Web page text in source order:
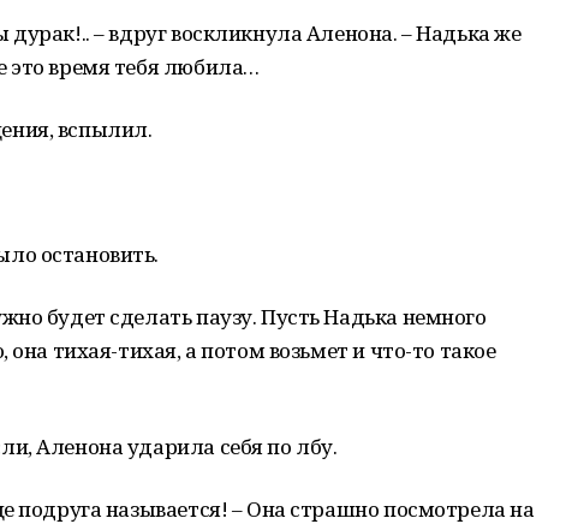
– вдруг воскликнула Аленона. – Надька же
это время тебя любила…
вспылил.
остановить.
будет сделать паузу. Пусть Надька немного
она тихая-тихая, а потом возьмет и что-то такое
Аленона ударила себя по лбу.
подруга называется! – Она страшно посмотрела на